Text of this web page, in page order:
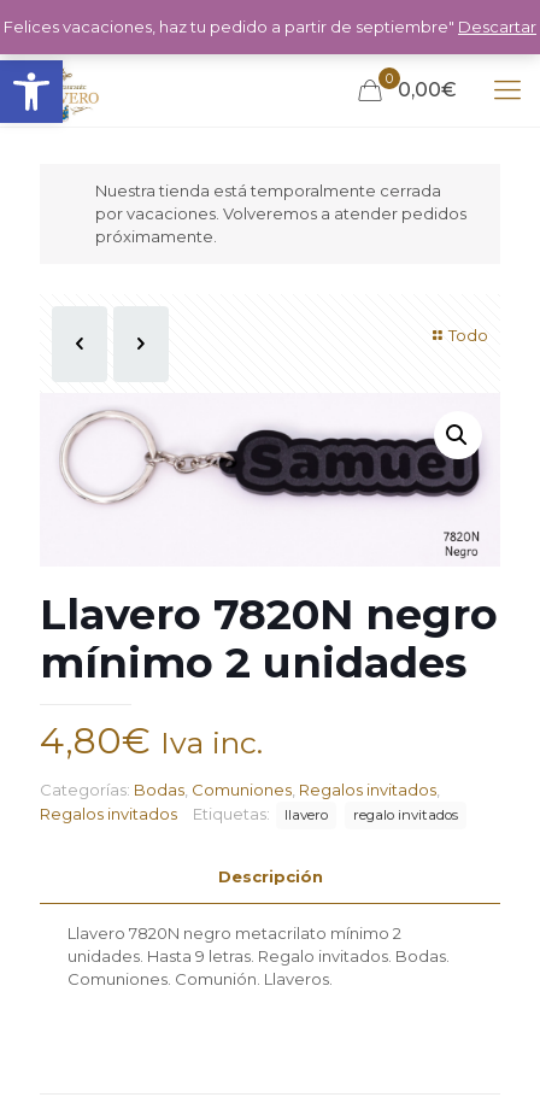
Abrir barra de herramientas 0 0,00€
Nuestra tienda está temporalmente cerrada
por vacaciones. Volveremos a atender pedidos
próximamente.
Todo
Llavero 7820N negro
mínimo 2 unidades
4,80€ Iva inc.
Categorías: Bodas Comuniones Regalos invitados
Regalos invitados
Etiquetas: llavero regalo invitados
Descripción
Llavero 7820N negro metacrilato mínimo 2
unidades. Hasta 9 letras. Regalo invitados. Bodas.
Comuniones. Comunión. Llaveros.
Felices vacaciones, haz tu pedido a partir de septiembre" Descartar